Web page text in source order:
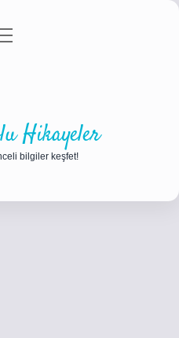
Hikayeler
bilgiler keşfet!